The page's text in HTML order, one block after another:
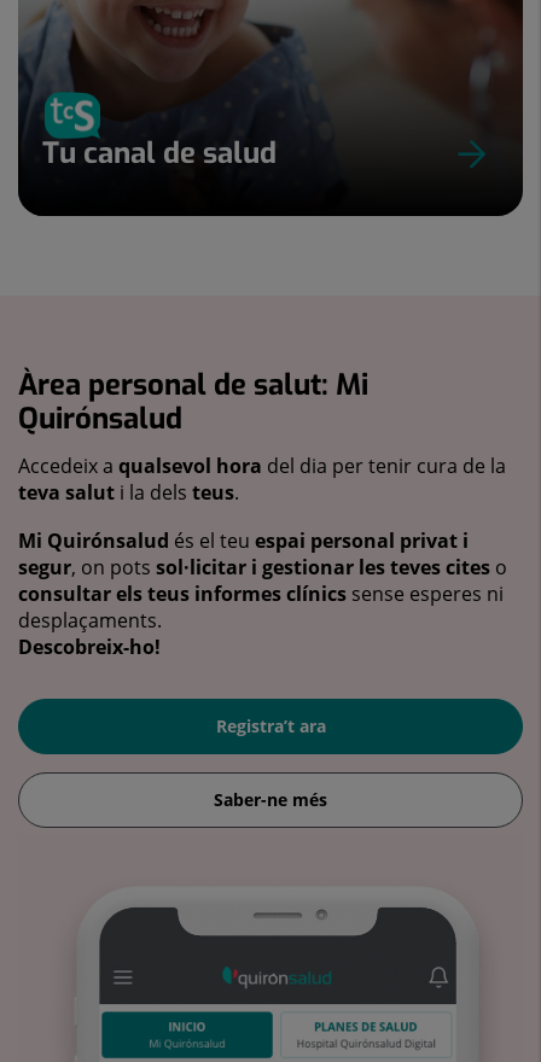
Tu canal de salud
Àrea personal de salut: Mi
Quirónsalud
Accedeix a qualsevol hora del dia per tenir cura de la
teva salut i la dels teus.
Mi Quirónsalud és el teu espai personal privat i
segur, on pots sol·licitar i gestionar les teves cites o
consultar els teus informes clínics sense esperes ni
desplaçaments.
Descobreix-ho!
Registra’t ara
Saber-ne més